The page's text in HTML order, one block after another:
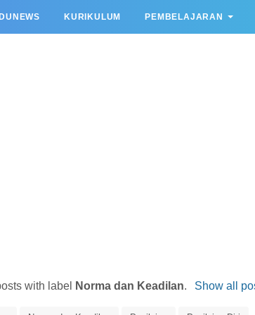
KURIKULUM PEMBELAJARAN
with label Norma dan Keadilan. Show all